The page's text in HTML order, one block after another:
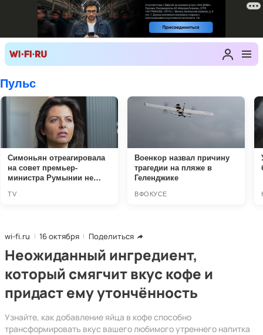
wi-fi.ru 16 октября Поделиться
Неожиданный ингредиент,
который смягчит вкус кофе и
придаст ему утончённость
Узнайте, как добавление яйца в кофе способно
трансформировать вкус вашего любимого утреннего напитка